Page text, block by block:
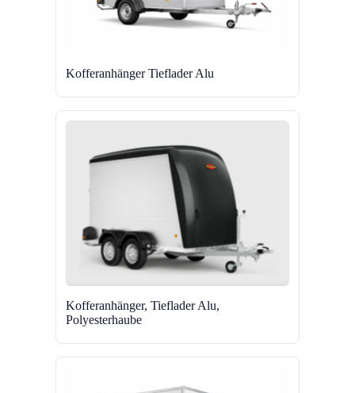
Kofferanhänger Tieflader Alu
Kofferanhänger, Tieflader Alu,
Polyesterhaube